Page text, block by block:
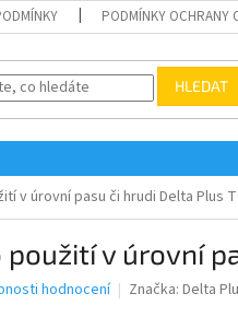
PODMÍNKY OCHRANY
HLEDAT
v úrovní pasu či hrudi Delta Plus
v úrovní
hodnocení Značka: Delta